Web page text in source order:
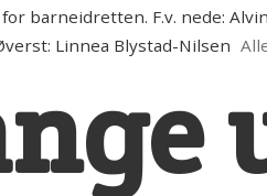
barneidretten. F.v. nede:
Linnea Blystad-Nilsen